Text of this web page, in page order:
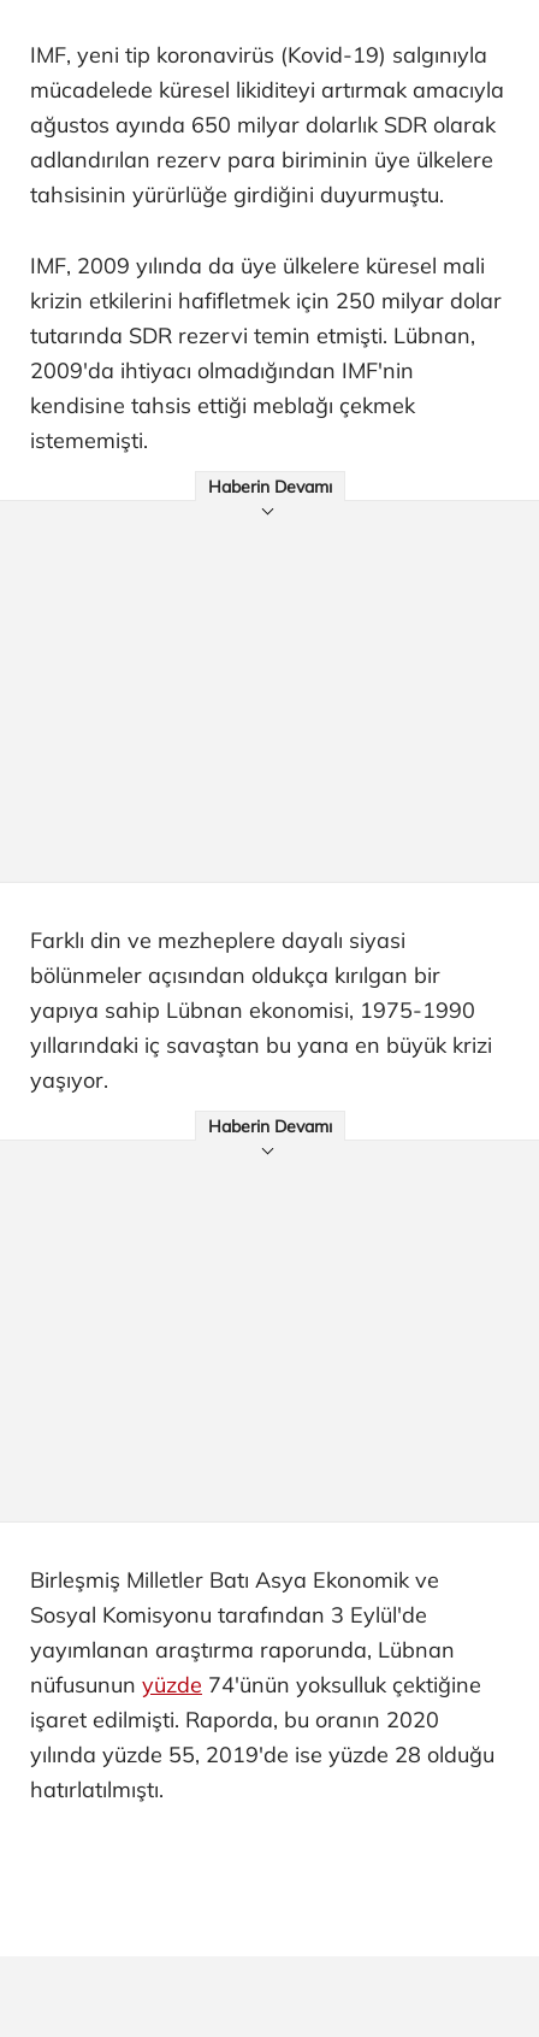
IMF, yeni tip koronavirüs (Kovid-19) salgınıyla
mücadelede küresel likiditeyi artırmak amacıyla
ağustos ayında 650 milyar dolarlık SDR olarak
adlandırılan rezerv para biriminin üye ülkelere
tahsisinin yürürlüğe girdiğini duyurmuştu.
IMF, 2009 yılında da üye ülkelere küresel mali
krizin etkilerini hafifletmek için 250 milyar dolar
tutarında SDR rezervi temin etmişti. Lübnan,
2009'da ihtiyacı olmadığından IMF'nin
kendisine tahsis ettiği meblağı çekmek
istememişti.
Haberin Devamı
Farklı din ve mezheplere dayalı siyasi
bölünmeler açısından oldukça kırılgan bir
yapıya sahip Lübnan ekonomisi, 1975-1990
yıllarındaki iç savaştan bu yana en büyük krizi
yaşıyor.
Haberin Devamı
Birleşmiş Milletler Batı Asya Ekonomik ve
Sosyal Komisyonu tarafından 3 Eylül'de
yayımlanan araştırma raporunda, Lübnan
nüfusunun yüzde 74'ünün yoksulluk çektiğine
işaret edilmişti. Raporda, bu oranın 2020
yılında yüzde 55, 2019'de ise yüzde 28 olduğu
hatırlatılmıştı.